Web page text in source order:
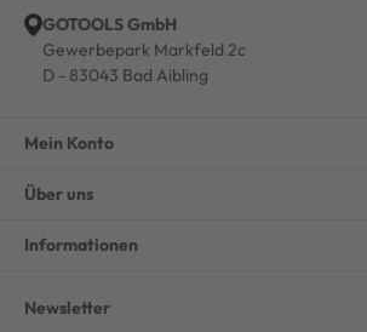
GOTOOLS GmbH
Gewerbepark Markfeld 2c
D - 83043 Bad Aibling
Mein Konto
Über uns
Informationen
Newsletter